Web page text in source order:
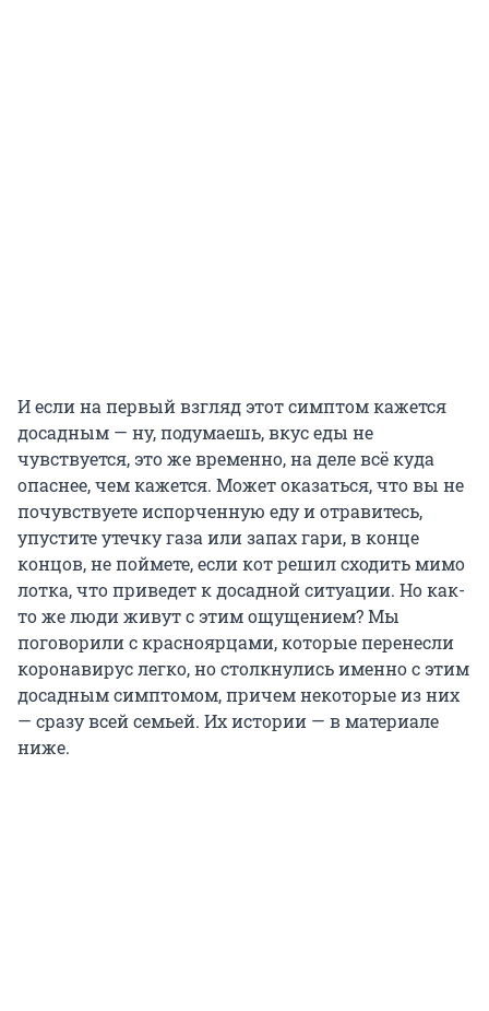
И если на первый взгляд этот симптом кажется
досадным — ну, подумаешь, вкус еды не
чувствуется, это же временно, на деле всё куда
опаснее, чем кажется. Может оказаться, что вы не
почувствуете испорченную еду и отравитесь,
упустите утечку газа или запах гари, в конце
концов, не поймете, если кот решил сходить мимо
лотка, что приведет к досадной ситуации. Но как-
то же люди живут с этим ощущением? Мы
поговорили с красноярцами, которые перенесли
коронавирус легко, но столкнулись именно с этим
досадным симптомом, причем некоторые из них
— сразу всей семьей. Их истории — в материале
ниже.